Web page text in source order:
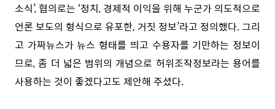
소식’, 협의로는 ‘정치, 경제적 이익을 위해 누군가 의도적으로
언론 보도의 형식으로 유포한, 거짓 정보’라고 정의했다. 그리
고 가짜뉴스가 뉴스 형태를 띄고 수용자를 기만하는 정보이
므로, 좀 더 넓은 범위의 개념으로 허위조작정보라는 용어를
사용하는 것이 좋겠다고도 제안해 주셨다.